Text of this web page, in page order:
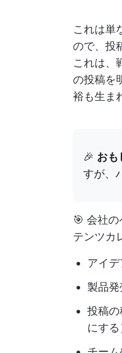
これは単
ので、投
これは、
の投稿を
裕も生ま
🎉 おも
すが、
🎯 会社
テンツカ
アイ
製品
投稿
にする